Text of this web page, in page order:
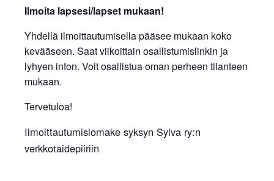
Ilmoita lapsesi/lapset mukaan!
Yhdellä ilmoittautumisella pääsee mukaan koko
kevääseen. Saat viikoittain osallistumislinkin ja
lyhyen infon. Voit osallistua oman perheen tilanteen
mukaan.
Tervetuloa!
Ilmoittautumislomake syksyn Sylva ry:n
verkkotaidepiiriin